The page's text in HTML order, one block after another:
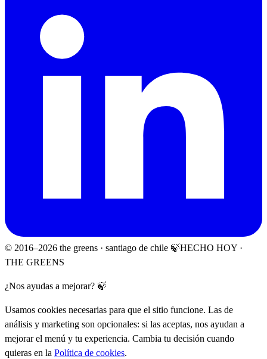
© 2016–2026 the greens · santiago de chile 🍃HECHO HOY ·
THE GREENS
¿Nos ayudas a mejorar? 🍃
Usamos cookies necesarias para que el sitio funcione. Las de
análisis y marketing son opcionales: si las aceptas, nos ayudan a
mejorar el menú y tu experiencia. Cambia tu decisión cuando
quieras en la Política de cookies.